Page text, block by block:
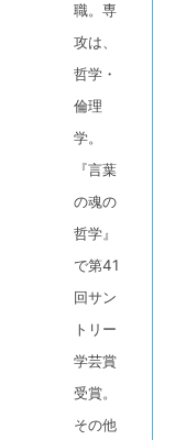
職。専
攻は、
哲学・
倫理
学。
『言葉
の魂の
哲学』
で第41
回サン
トリー
学芸賞
受賞。
その他